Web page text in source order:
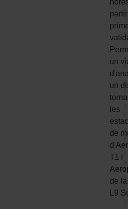
un
un
les
de
T1 i
de
L9